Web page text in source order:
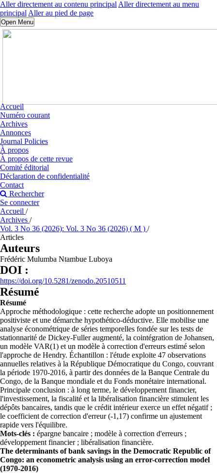
Aller directement au contenu principal Aller directement au menu
principal Aller au pied de page
Open Menu
Accueil
Numéro courant
Archives
Annonces
Journal Policies
À propos
À propos de cette revue
Comité éditorial
Déclaration de confidentialité
Contact
Rechercher
Se connecter
Accueil /
Archives /
Vol. 3 No 36 (2026): Vol. 3 No 36 (2026) ( M ) /
Articles
Auteurs
Frédéric Mulumba Ntambue Luboya
DOI :
https://doi.org/10.5281/zenodo.20510511
Résumé
Résumé
Approche méthodologique : cette recherche adopte un positionnement
positiviste et une démarche hypothético-déductive. Elle mobilise une
analyse économétrique de séries temporelles fondée sur les tests de
stationnarité de Dickey-Fuller augmenté, la cointégration de Johansen,
un modèle VAR(1) et un modèle à correction d'erreurs estimé selon
l'approche de Hendry. Échantillon : l'étude exploite 47 observations
annuelles relatives à la République Démocratique du Congo, couvrant
la période 1970-2016, à partir des données de la Banque Centrale du
Congo, de la Banque mondiale et du Fonds monétaire international.
Principale conclusion : à long terme, le développement financier,
l'investissement, la fiscalité et la libéralisation financière stimulent les
dépôts bancaires, tandis que le crédit intérieur exerce un effet négatif ;
le coefficient de correction d'erreur (-1,17) confirme un ajustement
rapide vers l'équilibre.
Mots-clés : épargne bancaire ; modèle à correction d'erreurs ;
développement financier ; libéralisation financière.
The determinants of bank savings in the Democratic Republic of
Congo: an econometric analysis using an error-correction model
(1970-2016)